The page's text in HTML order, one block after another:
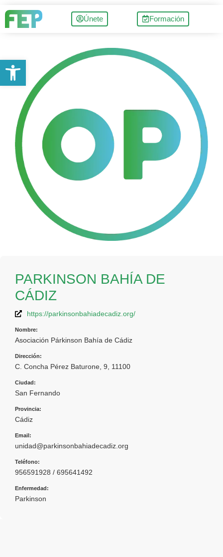
Únete Formación
PARKINSON BAHÍA DE
CÁDIZ
https://parkinsonbahiadecadiz.org/
Nombre:
Asociación Párkinson Bahía de Cádiz
Dirección:
C. Concha Pérez Baturone, 9, 11100
Ciudad:
San Fernando
Provincia:
Cádiz
Email:
unidad@parkinsonbahiadecadiz.org
Teléfono:
956591928 / 695641492
Enfermedad:
Parkinson
Abrir barra de herramientas